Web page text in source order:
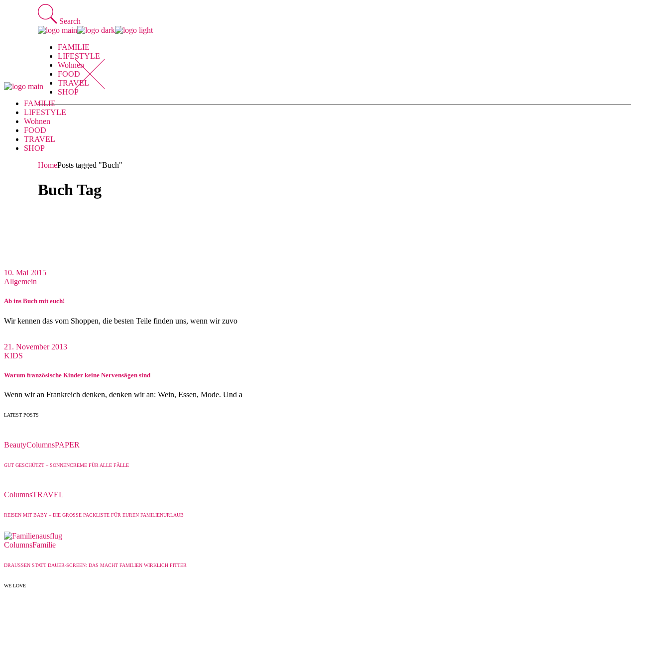
Search
FAMILIE
LIFESTYLE
Wohnen
FOOD
TRAVEL
SHOP
FAMILIE
LIFESTYLE
Wohnen
FOOD
TRAVEL
SHOP
HomePosts tagged "Buch"
Buch Tag
10. Mai 2015
Allgemein
Ab ins Buch mit euch!
Wir kennen das vom Shoppen, die besten Teile finden uns, wenn wir zuvo
21. November 2013
KIDS
Warum französische Kinder keine Nervensägen sind
Wenn wir an Frankreich denken, denken wir an: Wein, Essen, Mode. Und a
LATEST POSTS
BeautyColumnsPAPER
GUT GESCHÜTZT – SONNENCREME FÜR ALLE FÄLLE
ColumnsTRAVEL
REISEN MIT BABY – DIE GROSSE PACKLISTE FÜR EUREN FAMILIENURLAUB
ColumnsFamilie
DRAUSSEN STATT DAUER-SCREEN: DAS MACHT FAMILIEN WIRKLICH FITTER
WE LOVE